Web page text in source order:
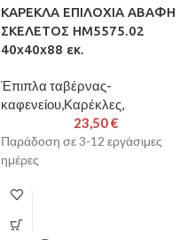
ΚΑΡΕΚΛΑ ΕΠΙΛΟΧΙΑ ΑΒΑΦΗ
ΣΚΕΛΕΤΟΣ HM5575.02
40x40x88 εκ.
Έπιπλα ταβέρνας-
καφενείου,Καρέκλες,
23,50€
Παράδοση σε 3-12 εργάσιμες
ημέρες